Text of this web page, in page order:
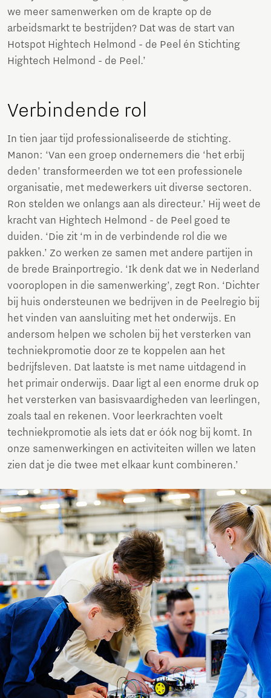
we meer samenwerken om de krapte op de
arbeidsmarkt te bestrijden? Dat was de start van
Hotspot Hightech Helmond - de Peel én Stichting
Hightech Helmond - de Peel.’
Verbindende rol
In tien jaar tijd professionaliseerde de stichting.
Manon: ‘Van een groep ondernemers die ‘het erbij
deden’ transformeerden we tot een professionele
organisatie, met medewerkers uit diverse sectoren.
Ron stelden we onlangs aan als directeur.’ Hij weet de
kracht van Hightech Helmond - de Peel goed te
duiden. ‘Die zit ‘m in de verbindende rol die we
pakken.’ Zo werken ze samen met andere partijen in
de brede Brainportregio. ‘Ik denk dat we in Nederland
vooroplopen in die samenwerking’, zegt Ron. ‘Dichter
bij huis ondersteunen we bedrijven in de Peelregio bij
het vinden van aansluiting met het onderwijs. En
andersom helpen we scholen bij het versterken van
techniekpromotie door ze te koppelen aan het
bedrijfsleven. Dat laatste is met name uitdagend in
het primair onderwijs. Daar ligt al een enorme druk op
het versterken van basisvaardigheden van leerlingen,
zoals taal en rekenen. Voor leerkrachten voelt
techniekpromotie als iets dat er óók nog bij komt. In
onze samenwerkingen en activiteiten willen we laten
zien dat je die twee met elkaar kunt combineren.’